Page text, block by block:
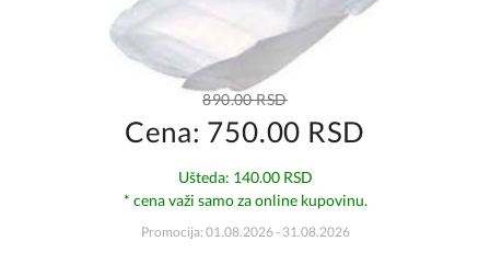
890.00 RSD
Cena: 750.00 RSD
Ušteda: 140.00 RSD
* cena važi samo za online kupovinu.
Promocija: 01.08.2026 - 31.08.2026